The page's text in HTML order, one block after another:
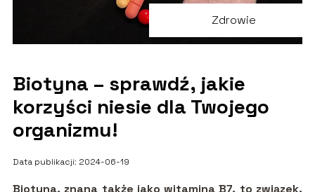
Zdrowie
Biotyna – sprawdź, jakie
korzyści niesie dla Twojego
organizmu!
Data publikacji: 2024-06-19
Biotyna, znana także jako witamina B7, to związek,